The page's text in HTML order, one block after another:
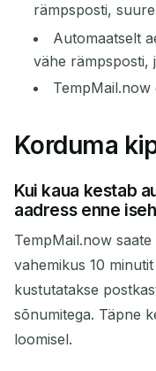
rämpsposti,
Automaatselt
vähe rämpsposti,
TempMail.now
Korduma
Kui kaua kestab
aadress enne
TempMail.now
vahemikus 10
kustutatakse
sõnumitega. Täpne
loomisel.